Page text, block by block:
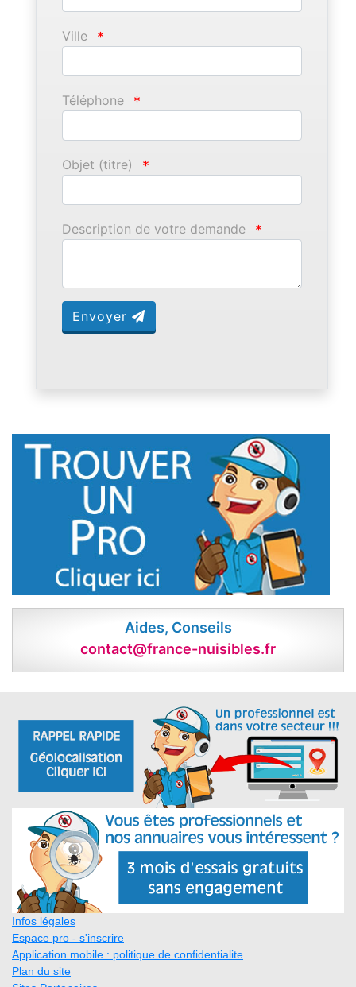
Ville *
Téléphone *
Objet (titre) *
Description de votre demande *
Envoyer
Aides, Conseils
contact@france-nuisibles.fr
Infos légales
Espace pro - s'inscrire
Application mobile : politique de confidentialite
Plan du site